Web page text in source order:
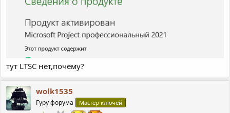
тут LTSC нет,почему?
wolk1535
Гуру форума Мастер ключей